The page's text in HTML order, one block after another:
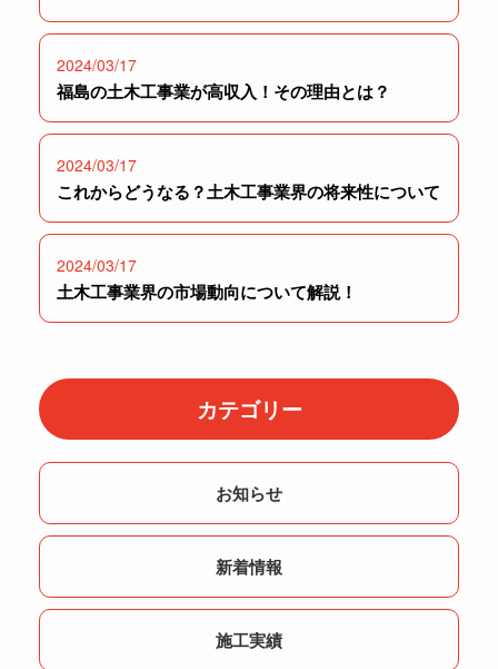
2024/03/17
福島の土木工事業が高収入！その理由とは？
2024/03/17
これからどうなる？土木工事業界の将来性について
2024/03/17
土木工事業界の市場動向について解説！
カテゴリー
お知らせ
新着情報
施工実績